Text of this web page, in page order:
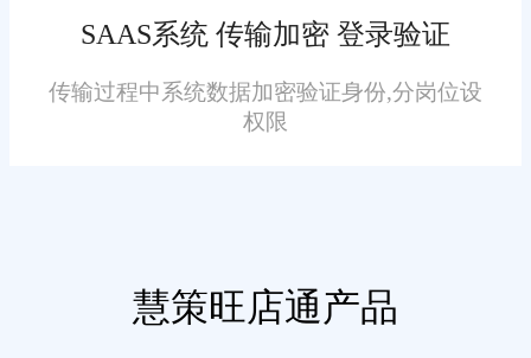
ERP选型不再是单纯的工具采
购，而是企业数字化体系的搭
建。商家可借鉴以上小编介绍的
内容，借助数字化工具助力企业
免责声明：本网站尽可能确保发布信息的准确性与可靠性，但不能
保证其完全无误，请您在阅读本网站内容时自行判断真实性，本网
SAAS系统 传输加密 登录验证
传输过程中系统数据加密验证身份,分岗位设
权限
慧策旺店通产品